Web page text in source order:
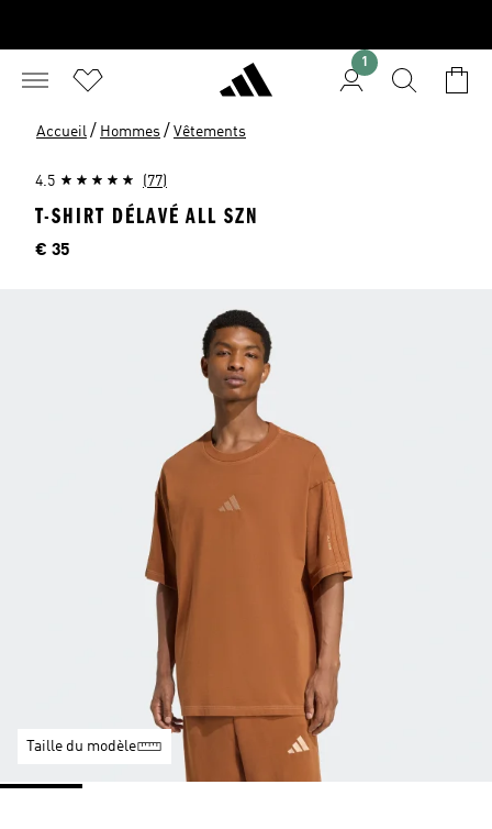
1
Accueil / Hommes / Vêtements
4.5 (77)
T-SHIRT DÉLAVÉ ALL SZN
Price
€ 35
Taille du modèle